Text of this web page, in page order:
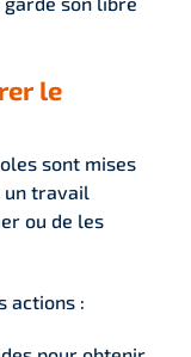
le
sont mises
un travail
ou de les
actions :